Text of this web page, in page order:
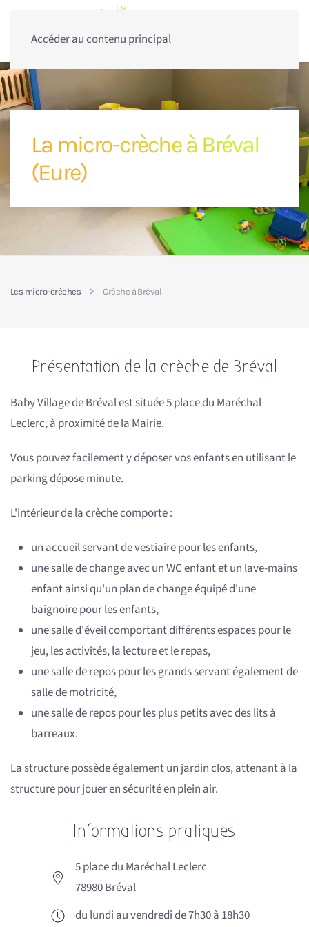
Accéder au contenu principal
La micro-crèche à Bréval
(Eure)
Les micro-crèches Crèche à Bréval
Présentation de la crèche de Bréval
Baby Village de Bréval est située 5 place du Maréchal
Leclerc, à proximité de la Mairie.
Vous pouvez facilement y déposer vos enfants en utilisant le
parking dépose minute.
L'intérieur de la crèche comporte :
un accueil servant de vestiaire pour les enfants,
une salle de change avec un WC enfant et un lave-mains
enfant ainsi qu'un plan de change équipé d'une
baignoire pour les enfants,
une salle d'éveil comportant différents espaces pour le
jeu, les activités, la lecture et le repas,
une salle de repos pour les grands servant également de
salle de motricité,
une salle de repos pour les plus petits avec des lits à
barreaux.
La structure possède également un jardin clos, attenant à la
structure pour jouer en sécurité en plein air.
Informations pratiques
5 place du Maréchal Leclerc
78980 Bréval
du lundi au vendredi de 7h30 à 18h30